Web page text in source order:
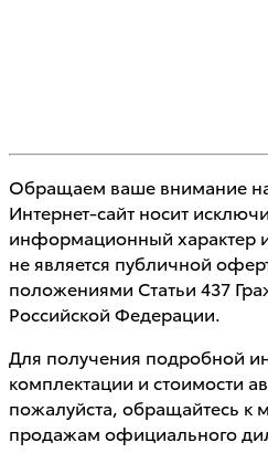
Обращаем ваше внимание
Интернет-сайт носит
информационный характер
не является публичной
положениями Статьи 437
Российской Федерации.
Для получения подробной
комплектации и стоимости
пожалуйста, обращайтесь к
продажам официального